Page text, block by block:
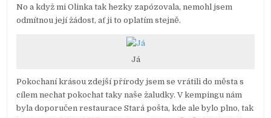
No a když mi Olinka tak hezky zapózovala, nemohl jsem
odmítnou její žádost, ať ji to oplatím stejně.
Já
Pokochaní krásou zdejší přírody jsem se vrátili do města s
cílem nechat pokochat taky naše žaludky. V kempingu nám
byla doporučen restaurace Stará pošta, kde ale bylo plno, tak